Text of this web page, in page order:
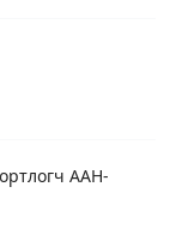
ААН-